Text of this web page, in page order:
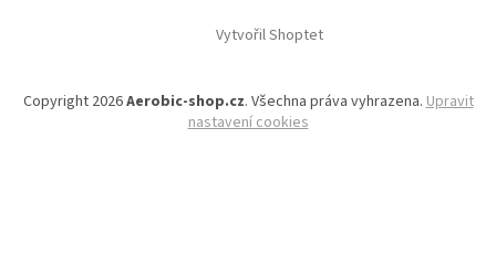
Vytvořil Shoptet
Copyright 2026Aerobic-shop.cz. Všechna práva vyhrazena.Upravit
nastavení cookies